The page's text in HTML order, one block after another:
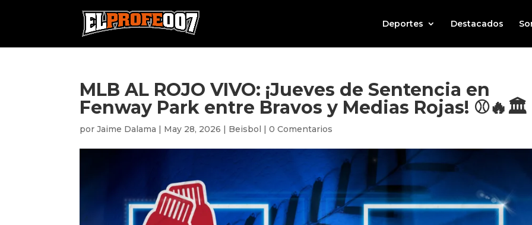
Deportes Destacados
MLB AL ROJO VIVO: ¡Jueves de Sentencia en
Fenway Park entre Bravos y Medias Rojas! ⚾️🔥🏛️
porJaime Dalama | May 28, 2026 | Beisbol |0 Comentarios